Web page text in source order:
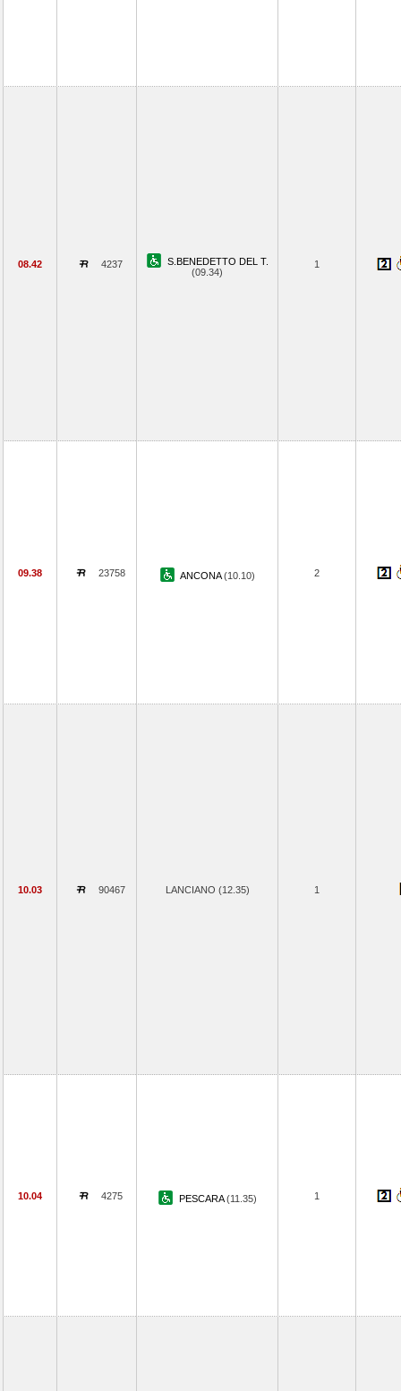
08.42 4237
S.BENEDETTO DEL T.
(09.34)
1
09.38 23758 ANCONA(10.10) 2
10.03 90467 LANCIANO (12.35) 1
10.04 4275 PESCARA(11.35) 1